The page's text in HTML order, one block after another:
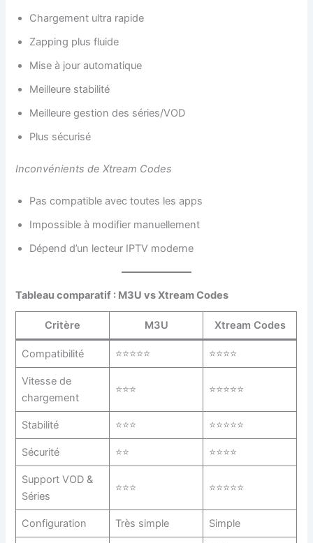
Chargement ultra rapide
Zapping plus fluide
Mise à jour automatique
Meilleure stabilité
Meilleure gestion des séries/VOD
Plus sécurisé
Inconvénients de Xtream Codes
Pas compatible avec toutes les apps
Impossible à modifier manuellement
Dépend d’un lecteur IPTV moderne
Tableau comparatif : M3U vs Xtream Codes
Critère M3U Xtream Codes
Compatibilité ⭐⭐⭐⭐⭐ ⭐⭐⭐⭐
Vitesse de
chargement
⭐⭐⭐ ⭐⭐⭐⭐⭐
Stabilité ⭐⭐⭐ ⭐⭐⭐⭐⭐
Sécurité ⭐⭐ ⭐⭐⭐⭐
Support VOD &
Séries
⭐⭐⭐ ⭐⭐⭐⭐⭐
Configuration Très simple Simple